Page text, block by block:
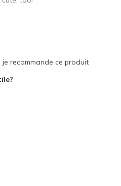
recommande ce produit